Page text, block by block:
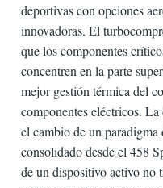
deportivas con opciones
innovadoras. El
que los componentes
concentren en la parte
mejor gestión térmica del
componentes eléctricos.
el cambio de un
consolidado desde el 458
de un dispositivo activo no